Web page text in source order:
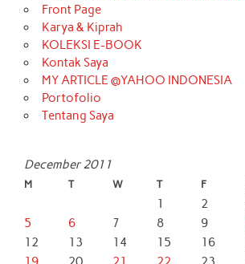
Front Page
Karya & Kiprah
KOLEKSI E-BOOK
Kontak Saya
MY ARTICLE @YAHOO INDONESIA
Portofolio
Tentang Saya
December 2011
M T W T F
1 2
5
6 7 8 9
12
13 14 15 16